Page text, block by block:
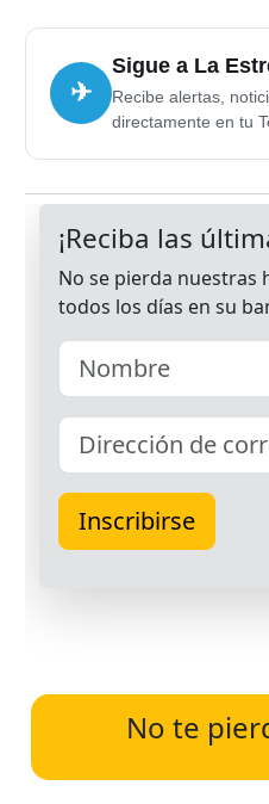
✈
Sigue a La
Recibe alertas,
directamente en tu
No te